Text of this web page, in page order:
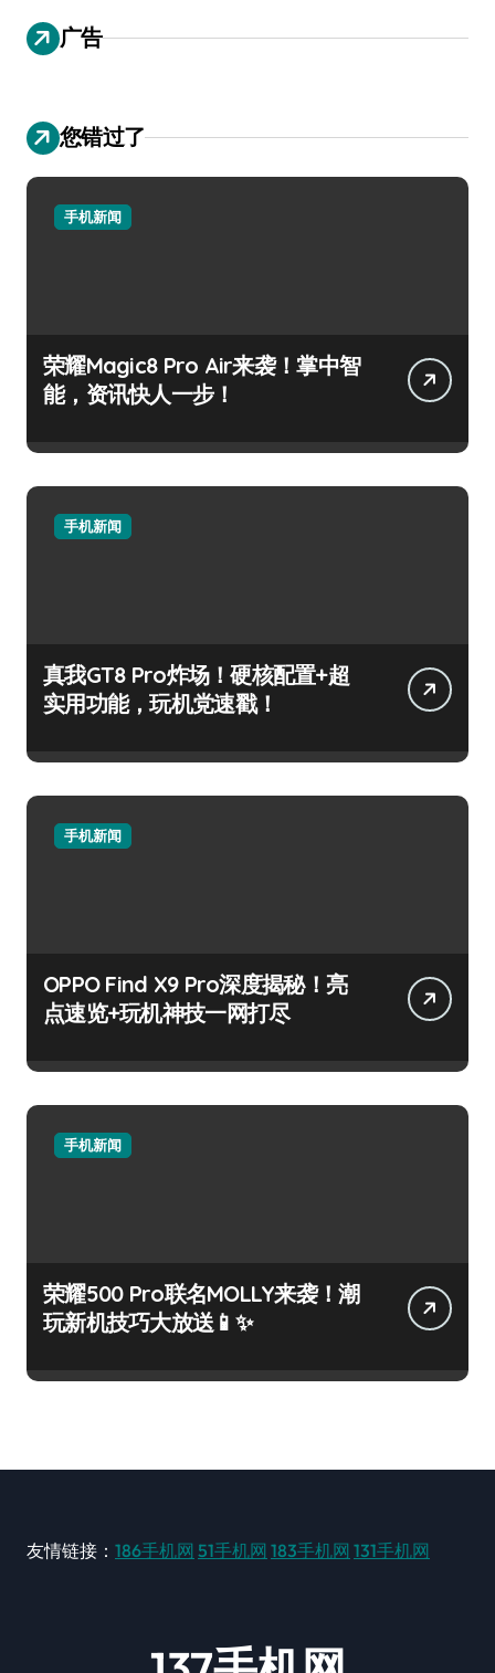
广告
您错过了
手机新闻
荣耀Magic8 Pro Air来袭！掌中智
能，资讯快人一步！
手机新闻
真我GT8 Pro炸场！硬核配置+超
实用功能，玩机党速戳！
手机新闻
OPPO Find X9 Pro深度揭秘！亮
点速览+玩机神技一网打尽
手机新闻
荣耀500 Pro联名MOLLY来袭！潮
玩新机技巧大放送📱✨
友情链接： 186手机网 51手机网 183手机网 131手机网